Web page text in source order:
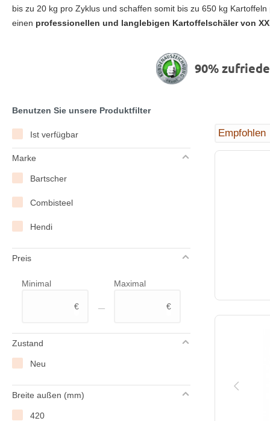
bis zu 20 kg pro Zyklus und schaffen somit bis zu 650 kg
einen professionellen und langlebigen Kartoffelschäler von
90%
Benutzen Sie unsere Produktfilter
Ist verfügbar
Marke
Bartscher
Combisteel
Hendi
Preis
Minimal
€ –
Maximal
€
Zustand
Neu
Breite außen (mm)
420